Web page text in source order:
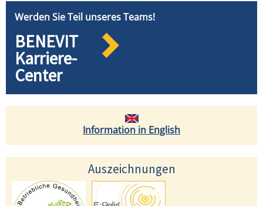
Werden Sie Teil unseres Teams!
BENEVIT
Karriere-
Center
Information in English
Auszeichnungen